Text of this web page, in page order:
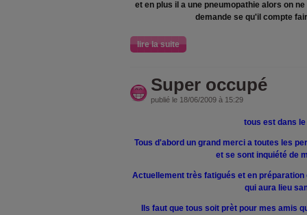
et en plus il a une pneumopathie alors on
demande se qu'il compte
lire la suite
Super occupé
publié le 18/06/2009 à 15:29
tous est dans
Tous d'abord un grand merci a toutes les
et se sont inquiété de
Actuellement très fatigués et en
qui aura lieu
Ils faut que tous soit prèt pour mes amis